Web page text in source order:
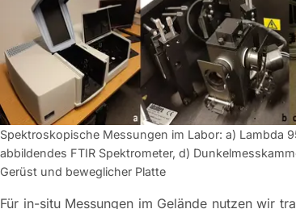
Spektroskopische Messungen im Labor: a) Lambda
abbildendes FTIR Spektrometer, d)
Gerüst und beweglicher Platte
Für in-situ Messungen im Gelände nutzen wir